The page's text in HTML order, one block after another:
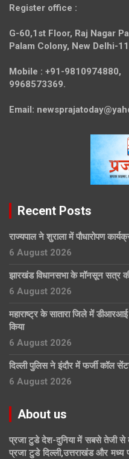
Register office :
G-60,1st Floor, Raj Nagar
Palam Colony, New Delhi-
Mobile : +91-9810974880,
9968573369.
Email:
Recent Posts
राज्यपाल ने शुराला में पौधारोपण
6 August 2026
झारखंड विधानसभा के मॉनसून सत्र
6 August 2026
महाराष्ट्र के सातारा जिले में
किया
6 August 2026
दिल्ली पुलिस ने इंदौर में फर्जी कॉल
6 August 2026
About us
प्रजा टुडे देश-दुनिया में सबसे तेजी से
प्रजा टुडे दिल्ली,उत्तराखंड और